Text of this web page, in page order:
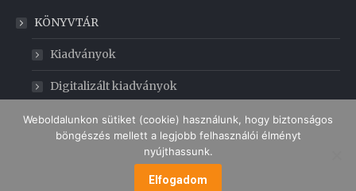
KÖNYVTÁR
Kiadványok
Digitalizált kiadványok
GABONAMÚZEUM
MENÜ
Weboldalunkon sütiket (cookie) használunk, hogy biztonságos
böngészés mellett a legjobb felhasználói élményt
nyújthassunk.
Elfogadom